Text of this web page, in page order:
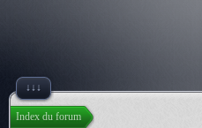
↓↓↓
Index du forum